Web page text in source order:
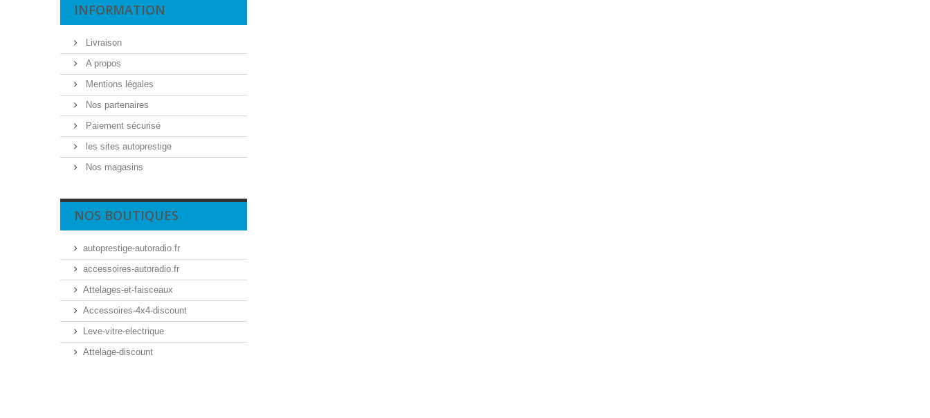
INFORMATION
Livraison
A propos
Mentions légales
Nos partenaires
Paiement sécurisé
les sites autoprestige
Nos magasins
NOS BOUTIQUES
autoprestige-autoradio.fr
accessoires-autoradio.fr
Attelages-et-faisceaux
Accessoires-4x4-discount
Leve-vitre-electrique
Attelage-discount